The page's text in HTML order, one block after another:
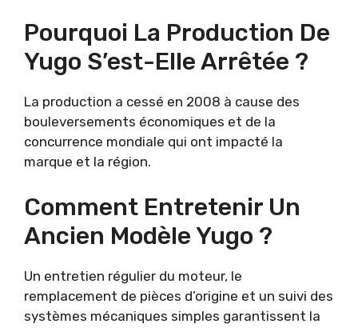
Pourquoi La Production De
Yugo S’est-Elle Arrêtée ?
La production a cessé en 2008 à cause des
bouleversements économiques et de la
concurrence mondiale qui ont impacté la
marque et la région.
Comment Entretenir Un
Ancien Modèle Yugo ?
Un entretien régulier du moteur, le
remplacement de pièces d’origine et un suivi des
systèmes mécaniques simples garantissent la